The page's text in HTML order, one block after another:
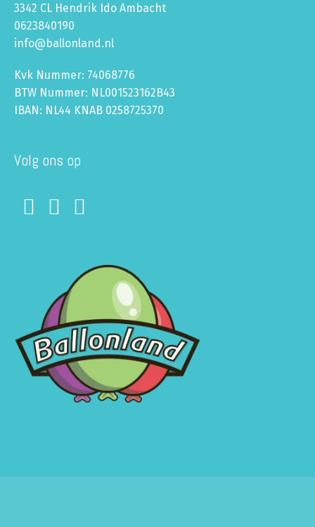
3342 CL Hendrik Ido Ambacht
0623840190
info@ballonland.nl
Kvk Nummer: 74068776
BTW Nummer: NL001523162B43
IBAN: NL44 KNAB 0258725370
Volg ons op